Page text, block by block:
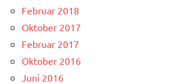
Februar 2018
Oktober 2017
Februar 2017
Oktober 2016
Juni 2016